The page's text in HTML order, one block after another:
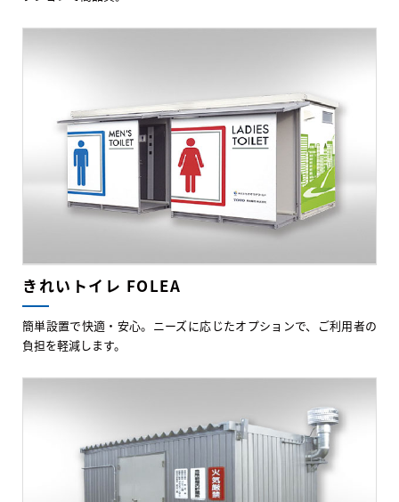
きれいトイレ FOLEA
簡単設置で快適・安心。ニーズに応じたオプションで、ご利用者の
負担を軽減します。